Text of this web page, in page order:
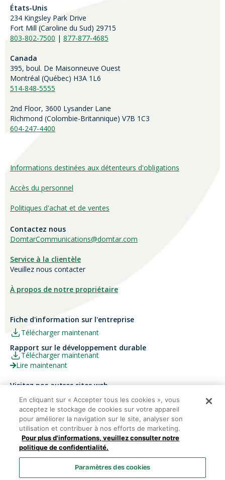
États-Unis
234 Kingsley Park Drive
Fort Mill (Caroline du Sud) 29715
803-802-7500 | 877-877-4685
Canada
395, boul. De Maisonneuve Ouest
Montréal (Québec) H3A 1L6
514-848-5555
2nd Floor, 3600 Lysander Lane
Richmond (Colombie-Britannique) V7B 1C3
604-247-4400
Informations destinées aux détenteurs d'obligations
Accès du personnel
Politiques d'achat et de ventes
Contactez nous
DomtarCommunications@domtar.com
Service à la clientèle
Veuillez nous contacter
À propos de notre propriétaire
Fiche d'information sur l'entreprise
Télécharger maintenant
Rapport sur le développement durable
Télécharger maintenant
Lire maintenant
Visitez nos autres sites web
Carrières
Ariva
Papier Xerox® Canada
Xerox® Paper USA
Domtar Corporation 2025. Tous droits réservés.
En cliquant sur « Accepter tous les cookies », vous
acceptez le stockage de cookies sur votre appareil
pour améliorer la navigation sur le site, analyser son
utilisation et contribuer à nos efforts de marketing.
Pour plus d'informations, veuillez consulter notre
politique de confidentialité.
Paramètres des cookies